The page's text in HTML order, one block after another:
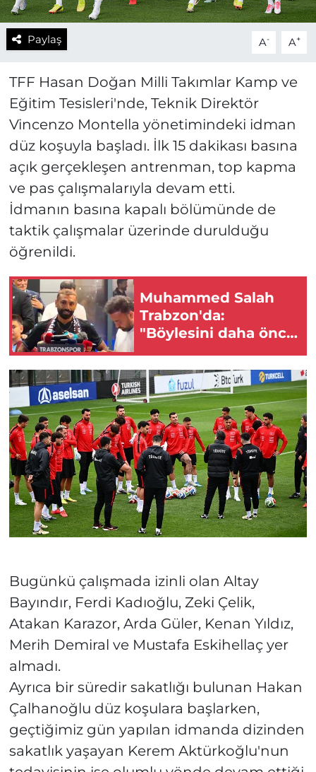
Paylaş A- A+
TFF Hasan Doğan Milli Takımlar Kamp ve
Eğitim Tesisleri'nde, Teknik Direktör
Vincenzo Montella yönetimindeki idman
düz koşuyla başladı. İlk 15 dakikası basına
açık gerçekleşen antrenman, top kapma
ve pas çalışmalarıyla devam etti.
İdmanın basına kapalı bölümünde de
taktik çalışmalar üzerinde durulduğu
öğrenildi.
Muhammed Salah
Trabzon'da:
"Böylesini daha önce
Bugünkü çalışmada izinli olan Altay
Bayındır, Ferdi Kadıoğlu, Zeki Çelik,
Atakan Karazor, Arda Güler, Kenan Yıldız,
Merih Demiral ve Mustafa Eskihellaç yer
almadı.
Ayrıca bir süredir sakatlığı bulunan Hakan
Çalhanoğlu düz koşulara başlarken,
geçtiğimiz gün yapılan idmanda dizinden
sakatlık yaşayan Kerem Aktürkoğlu'nun